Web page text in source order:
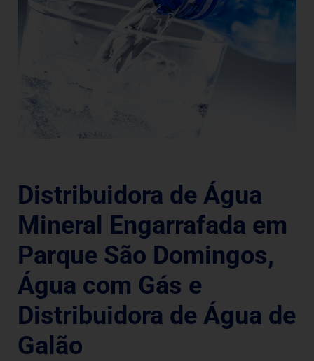
Distribuidora de Água
Mineral Engarrafada em
Parque São Domingos,
Água com Gás e
Distribuidora de Água de
Galão